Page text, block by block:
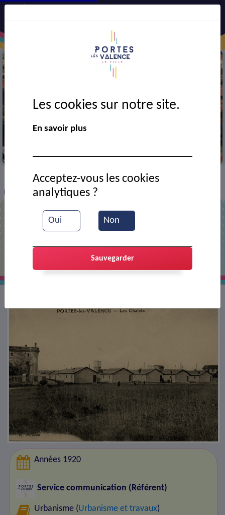
> VIE MUNICIPALE > Ressources documentaires
Les chalets en bois (logements cheminots)
Les chalets en bois (logements
cheminots)
Années 1920
Service communication (Référent)
Urbanisme (Urbanisme et travaux)
Les cookies sur notre site.
En savoir plus
Oui Non
Acceptez-vous les cookies
analytiques ?
Sauvegarder